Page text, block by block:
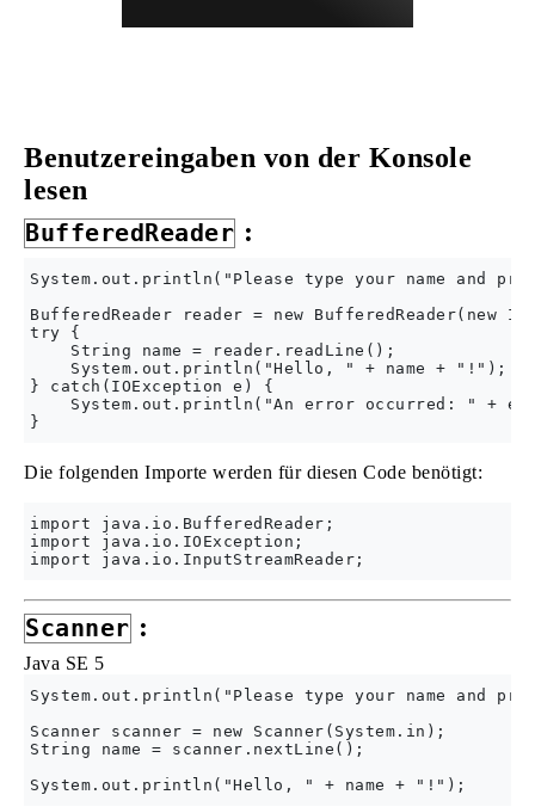
Benutzereingaben von der Konsole
lesen
BufferedReader :
System.out.println("Please type your name and
BufferedReader reader = new BufferedReader(new
try {
    String name = reader.readLine();
    System.out.println("Hello, " + name + "!");
} catch(IOException e) {
System.out.println("An error occurred: " +
Die folgenden Importe werden für diesen Code benötigt:
import java.io.BufferedReader;
import java.io.IOException;
Scanner :
Java SE 5
System.out.println("Please type your name and
Scanner scanner = new Scanner(System.in);
String name = scanner.nextLine();